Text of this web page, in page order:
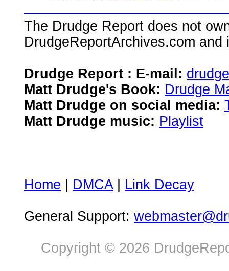
The Drudge Report does not
DrudgeReportArchives.com
Drudge Report : E-mail:
Matt Drudge's Book: Drudge
Matt Drudge on social media:
Matt Drudge music: Playlist
Home DMCA| Link Decay
General Support:
Copyright © 2026